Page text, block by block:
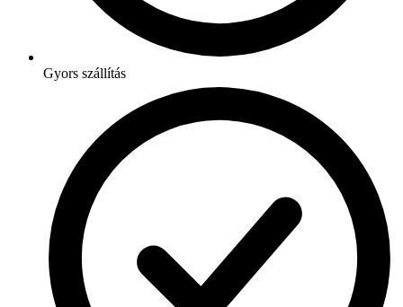
Gyors szállítás